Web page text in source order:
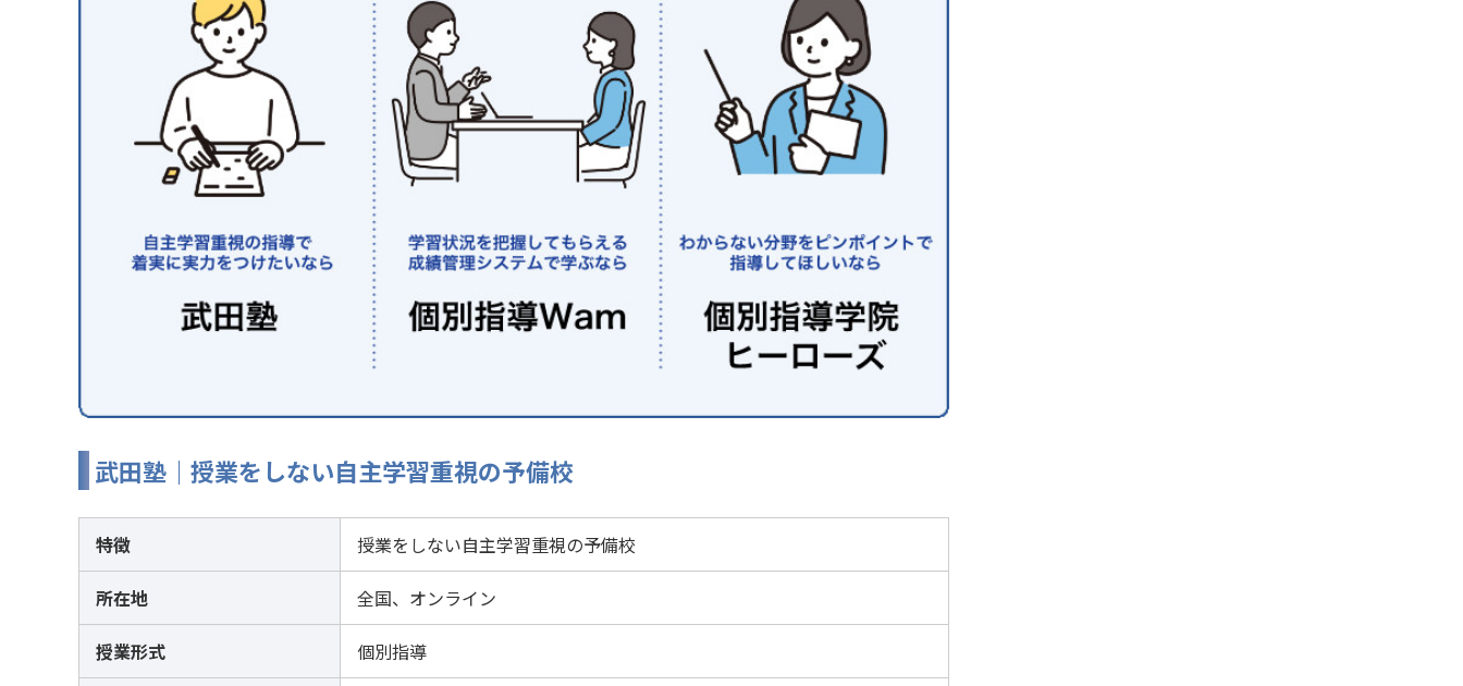
武田塾｜授業をしない自主学習重視の予備校
特徴 授業をしない自主学習重視の予備校
所在地 全国、オンライン
授業形式 個別指導